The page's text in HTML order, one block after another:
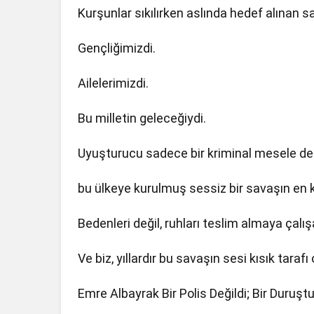
Kurşunlar sıkılırken aslında hedef alınan
Gençliğimizdi.
Ailelerimizdi.
Bu milletin geleceğiydi.
Uyuşturucu sadece bir kriminal mesele
bu ülkeye kurulmuş sessiz bir savaşın en
Bedenleri değil, ruhları teslim almaya
Ve biz, yıllardır bu savaşın sesi kısık tarafı
Emre Albayrak Bir Polis Değildi; Bir